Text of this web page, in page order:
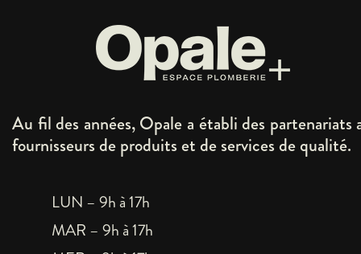
Au fil des années, Opale a établi des partenariats
fournisseurs de produits et de services de qualité.
LUN – 9h à 17h
MAR – 9h à 17h